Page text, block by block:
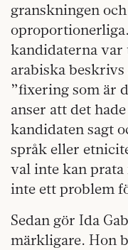
granskningen
kandidaterna
arabiska beskrivs
”fixering som är
anser att det
kandidaten sagt
språk eller
val inte kan
inte ett problem
Sedan gör Ida
märkligare. Hon